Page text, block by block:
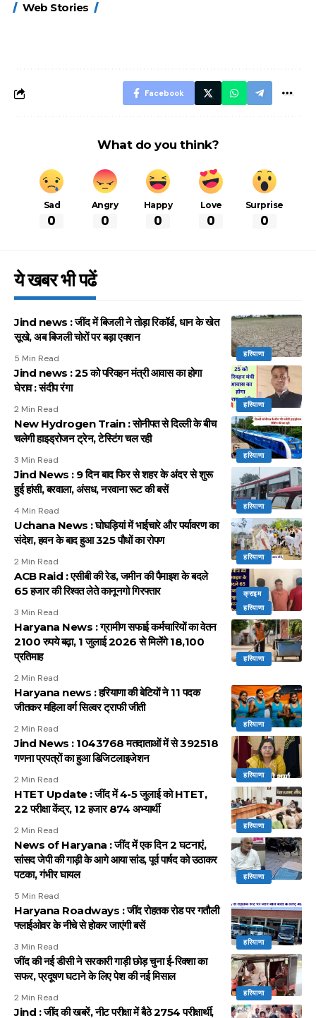
Web Stories
FASTag के ये नए
Facebook
What do you think?
Sad
0
Angry
0
Happy
0
Love
0
Surprise
0
ये खबर भी पढें
हरियाणा
Jind news : जींद में बिजली ने तोड़ा रिकॉर्ड, धान के खेत
सूखे, अब बिजली चोरों पर बड़ा एक्शन
5 Min Read
हरियाणा
Jind news : 25 को परिवहन मंत्री आवास का होगा
घेराव : संदीप रंगा
2 Min Read
हरियाणा
New Hydrogen Train : सोनीपत से दिल्ली के बीच
चलेगी हाइड्रोजन ट्रेन, टेस्टिंग चल रही
3 Min Read
हरियाणा
Jind News : 9 दिन बाद फिर से शहर के अंदर से शुरू
हुई हांसी, बरवाला, अंसध, नरवाना रूट की बसें
4 Min Read
हरियाणा
Uchana News : घोघड़ियां में भाईचारे और पर्यावरण का
संदेश, हवन के बाद हुआ 325 पौधों का रोपण
2 Min Read
क्राइम
हरियाणा
ACB Raid : एसीबी की रेड, जमीन की पैमाइश के बदले
65 हजार की रिश्वत लेते कानूनगो गिरफ्तार
3 Min Read
हरियाणा
Haryana News : ग्रामीण सफाई कर्मचारियों का वेतन
2100 रुपये बढ़ा, 1 जुलाई 2026 से मिलेंगे 18,100
प्रतिमाह
2 Min Read
हरियाणा
Haryana news : हरियाणा की बेटियों ने 11 पदक
जीतकर महिला वर्ग सिल्वर ट्राफी जीती
2 Min Read
हरियाणा
Jind News : 1043768 मतदाताओं में से 392518
गणना प्रपत्रों का हुआ डिजिटलाइजेशन
2 Min Read
हरियाणा
HTET Update : जींद में 4-5 जुलाई को HTET,
22 परीक्षा केंद्र, 12 हजार 874 अभ्यार्थी
2 Min Read
हरियाणा
News of Haryana : जींद में एक दिन 2 घटनाएं,
सांसद जेपी की गाड़ी के आगे आया सांड, पूर्व पार्षद को उठाकर
पटका, गंभीर घायल
5 Min Read
हरियाणा
Haryana Roadways : जींद रोहतक रोड पर गतौली
फ्लाईओवर के नीचे से होकर जाएंगी बसें
3 Min Read
हरियाणा
जींद की नई डीसी ने सरकारी गाड़ी छोड़ चुना ई-रिक्शा का
सफर, प्रदूषण घटाने के लिए पेश की नई मिसाल
2 Min Read
Jind : जींद की खबरें, नीट परीक्षा में बैठे 2754 परीक्षार्थी,